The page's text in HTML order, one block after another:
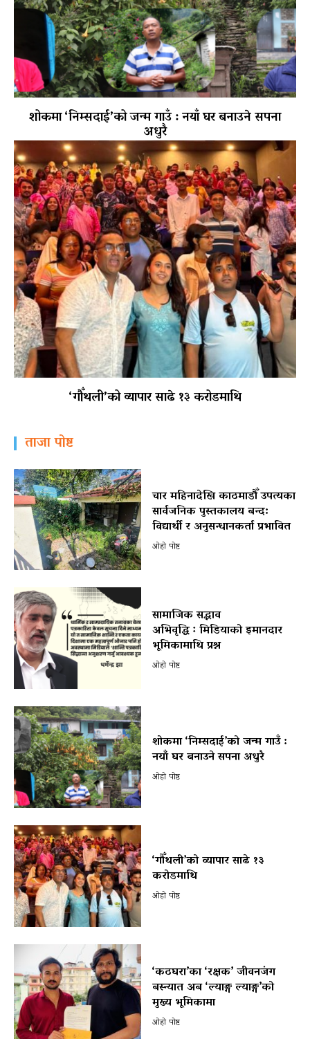
शोकमा ‘निम्सदाई’को जन्म गाउँ : नयाँ घर बनाउने सपना
अधुरै
‘गौँथली’को व्यापार साढे १३ करोडमाथि
ताजा पोष्ट
चार महिनादेखि काठमाडौँ उपत्यका
सार्वजनिक पुस्तकालय बन्द:
विद्यार्थी र अनुसन्धानकर्ता प्रभावित
ओहो पोष्ट
सामाजिक सद्भाव
अभिवृद्धि ः मिडियाको इमानदार
भूमिकामाथि प्रश्न
ओहो पोष्ट
शोकमा ‘निम्सदाई’को जन्म गाउँ :
नयाँ घर बनाउने सपना अधुरै
ओहो पोष्ट
‘गौँथली’को व्यापार साढे १३
करोडमाथि
ओहो पोष्ट
‘कठघरा’का ‘रक्षक’ जीवनजंग
बस्न्यात अब ‘ल्याङ्ग ल्याङ्ग’को
मुख्य भूमिकामा
ओहो पोष्ट